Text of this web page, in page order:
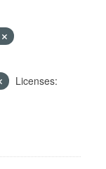
Licenses: